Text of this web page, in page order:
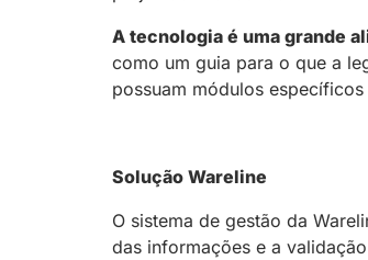
A tecnologia é uma grande
como um guia para o que a
possuam módulos
Solução Wareline
O sistema de gestão da
das informações e a